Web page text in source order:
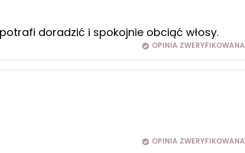
doradzić i spokojnie obciąć włosy.
OPINIA ZWERYFIKOWANA
OPINIA ZWERYFIKOWANA